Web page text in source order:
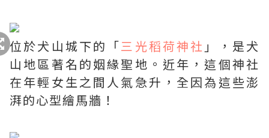
位於犬山城下的「三光稻荷神社 」，是犬
山地區著名的姻緣聖地。近年，這個神社
在年輕女生之間人氣急升，全因為這些澎
湃的心型繪馬牆！